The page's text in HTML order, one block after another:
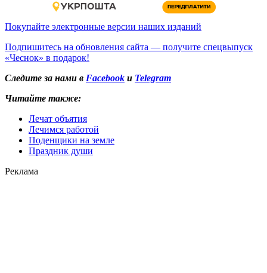
Покупайте электронные версии наших изданий
Подпишитесь на обновления сайта — получите спецвыпуск
«Чеснок» в подарок!
Следите за нами в Facebook и Telegram
Читайте также:
Лечат объятия
Лечимся работой
Поденщики на земле
Праздник души
Реклама